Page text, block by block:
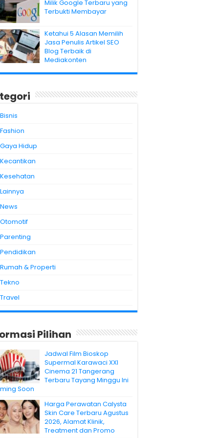
Milik Google Terbaru yang
Terbukti Membayar
Ketahui 5 Alasan Memilih
Jasa Penulis Artikel SEO
Blog Terbaik di
Mediakonten
Bisnis
Fashion
Gaya Hidup
Kecantikan
Kesehatan
Lainnya
News
Otomotif
Parenting
Pendidikan
Rumah & Properti
Tekno
Travel
Pilihan
Jadwal Film Bioskop
Supermal Karawaci XXI
Cinema 21 Tangerang
Terbaru Tayang Minggu Ini
Soon
Harga Perawatan Calysta
Skin Care Terbaru Agustus
2026, Alamat Klinik,
Treatment dan Promo